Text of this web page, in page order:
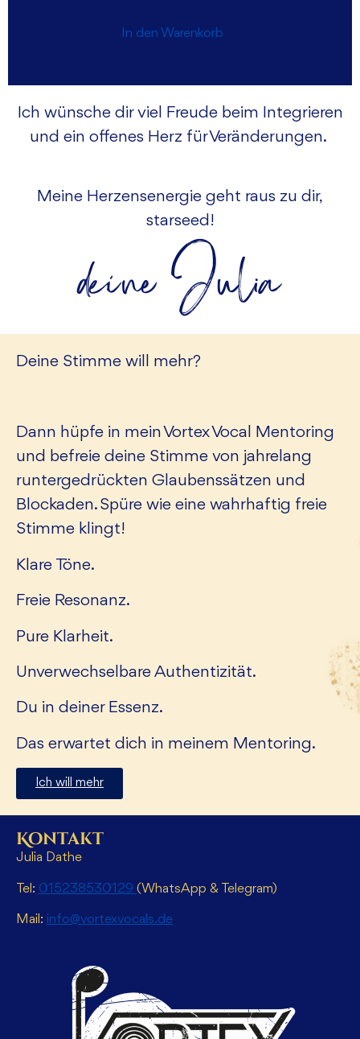
In den Warenkorb
Ich wünsche dir viel Freude beim Integrieren
und ein offenes Herz für Veränderungen.
Meine Herzensenergie geht raus zu dir,
starseed!
deine Julia
Deine Stimme will mehr?
Dann hüpfe in mein Vortex Vocal Mentoring
und befreie deine Stimme von jahrelang
runtergedrückten Glaubenssätzen und
Blockaden. Spüre wie eine wahrhaftig freie
Stimme klingt!
Klare Töne.
Freie Resonanz.
Pure Klarheit.
Unverwechselbare Authentizität.
Du in deiner Essenz.
Das erwartet dich in meinem Mentoring.
Ich will mehr
Kontakt
Julia Dathe
Tel: 015238530129 (WhatsApp & Telegram)
Mail: info@vortexvocals.de